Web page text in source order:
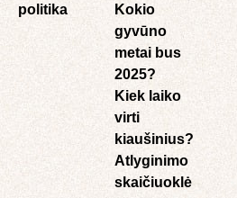
politika
Kokio
gyvūno
metai bus
2025?
Kiek laiko
virti
kiaušinius?
Atlyginimo
skaičiuoklė​